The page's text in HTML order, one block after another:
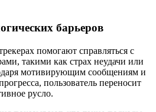
барьеров
помогают справляться с
такими как страх неудачи или
мотивирующим сообщениям и
пользователь переносит
русло.